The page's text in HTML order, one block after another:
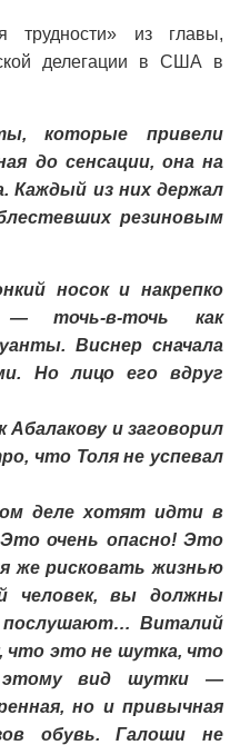
трудности» из главы,
делегации в США в
которые привели
до сенсации, она на
Каждый из них держал
резиновым
носок и накрепко
— точь-в-точь как
Виснер сначала
Но лицо его вдруг
Абалакову и заговорил
что Толя не успевал
деле хотят идти в
очень опасно! Это
же рисковать жизнью
человек, вы должны
послушают… Виталий
что это не шутка, что
этому вид шутки —
но и привычная
обувь. Галоши не